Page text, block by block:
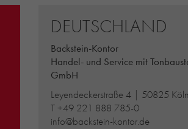
DEUTSCHLAND
Backstein-Kontor
Handel- und Service mit
GmbH
Leyendeckerstraße 4 | 50825 Köln
T+49 221 888 785-0
info@backstein-kontor.de